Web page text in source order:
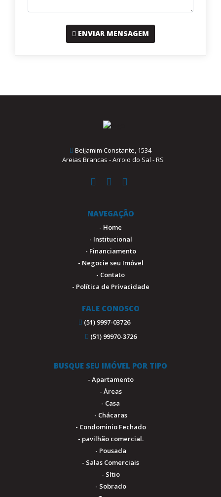
ENVIAR MENSAGEM
Beijamim Constante, 1534
Areias Brancas - Arroio do Sal - RS
NAVEGAÇÃO
- Home
- Institucional
- Financiamento
- Negocie seu Imóvel
- Contato
- Política de Privacidade
FALE CONOSCO
(51) 9997-03726
(51) 99970-3726
BUSQUE SEU IMÓVEL POR TIPO
- Apartamento
- Áreas
- Casa
- Chácaras
- Condominio Fechado
- pavilhão comercial.
- Pousada
- Salas Comerciais
- Sítio
- Sobrado